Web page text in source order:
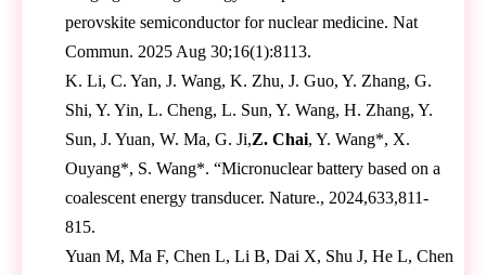
perovskite semiconductor for nuclear medicine. Nat
Commun. 2025 Aug 30;16(1):8113.
K. Li, C. Yan, J. Wang, K. Zhu, J. Guo, Y. Zhang, G.
Shi, Y. Yin, L. Cheng, L. Sun, Y. Wang, H. Zhang, Y.
Sun, J. Yuan, W. Ma, G. Ji,Z. Chai, Y. Wang*, X.
Ouyang*, S. Wang*. “Micronuclear battery based on a
coalescent energy transducer. Nature., 2024,633,811-
815.
Yuan M, Ma F, Chen L, Li B, Dai X, Shu J, He L, Chen